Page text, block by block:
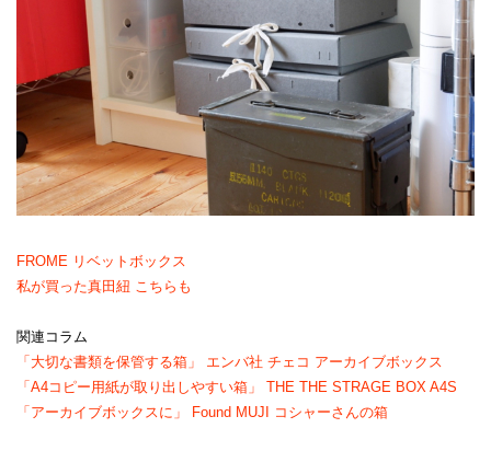
FROME リベットボックス
私が買った真田紐 こちらも
関連コラム
「大切な書類を保管する箱」 エンバ社 チェコ アーカイブボックス
「A4コピー用紙が取り出しやすい箱」 THE THE STRAGE BOX A4S
「アーカイブボックスに」 Found MUJI コシャーさんの箱